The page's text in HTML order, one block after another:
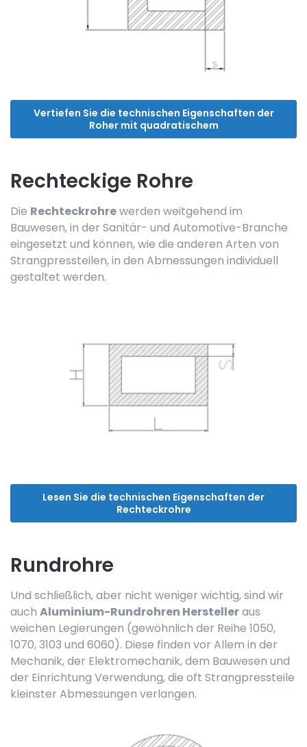
Vertiefen Sie die technischen Eigenschaften der
Roher mit quadratischem
Rechteckige Rohre
Die Rechteckrohrewerden weitgehend im
Bauwesen, in der Sanitär- und Automotive-Branche
eingesetzt und können, wie die anderen Arten von
Strangpressteilen, in den Abmessungen individuell
gestaltet werden.
Lesen Sie die technischen Eigenschaften der
Rechteckrohre
Rundrohre
Und schließlich, aber nicht weniger wichtig, sind wir
auch Aluminium-Rundrohren Herstelleraus
weichen Legierungen (gewöhnlich der Reihe 1050,
1070, 3103 und 6060). Diese finden vor Allem in der
Mechanik, der Elektromechanik, dem Bauwesen und
der Einrichtung Verwendung, die oft Strangpressteile
kleinster Abmessungen verlangen.